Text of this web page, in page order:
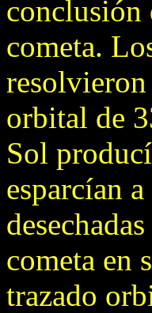
conclusión
cometa.
orbital de
Sol
esparcían
cometa en
trazado